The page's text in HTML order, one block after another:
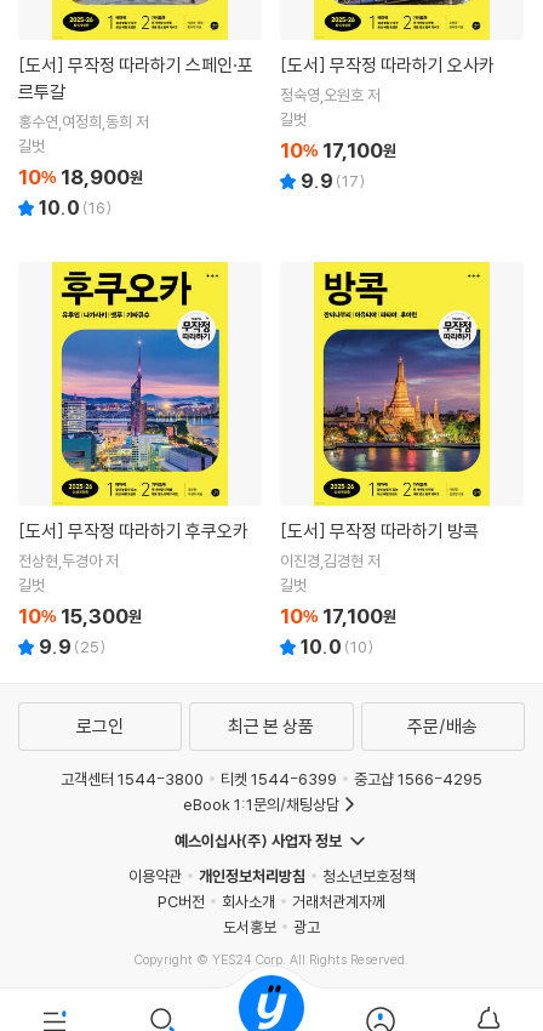
[도서]
르투갈
홍수연,여정희,동희 저
길벗
10% 18,900원
10.0 (16)
[도서] 무작정 따라하기 오사카
정숙영,오원호 저
길벗
10% 17,100원
9.9 (17)
[도서] 무작정 따라하기 후쿠오카
전상현,두경아 저
길벗
10% 15,300원
9.9 (25)
[도서] 무작정 따라하기 방콕
이진경,김경현 저
길벗
10% 17,100원
10.0 (10)
로그인 최근 본 상품 주문/배송
고객센터 1544-3800 티켓 1544-6399
중고샵 1566-4295
eBook 1:1문의/채팅상담
예스이십사(주) 사업자 정보
이용약관
개인정보처리방침
청소년보호정책
PC버전
회사소개
거래처관계자께
도서홍보
광고
Copyright © YES24 Corp. All Rights Reserved.